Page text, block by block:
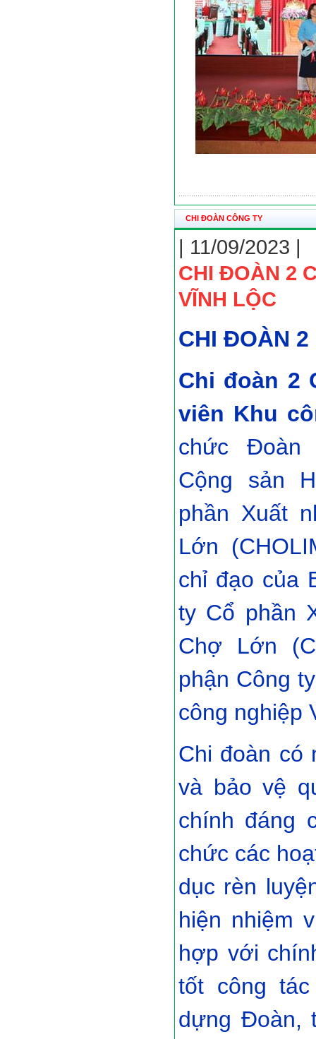
CHI ĐOÀN CÔNG TY
| 11/09/2023 |
CHI ĐOÀN 2
VĨNH LỘC
CHI ĐOÀN 2
Chi đoàn 2
viên Khu
chức Đoàn
Cộng sản
phần Xuất
Lớn
chỉ đạo của
ty Cổ phần
Chợ Lớn
phận Công
công nghiệp
Chi đoàn có
và bảo vệ
chính đáng
chức các
dục rèn
hiện nhiệm
hợp với
tốt công
dựng Đoàn,